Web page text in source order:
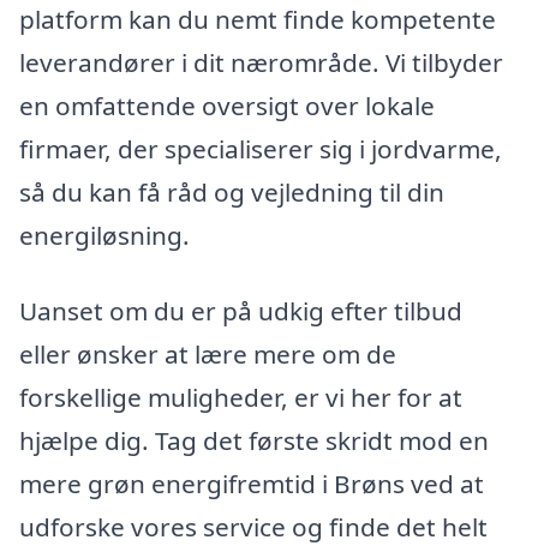
platform kan du nemt finde kompetente
leverandører i dit nærområde. Vi tilbyder
en omfattende oversigt over lokale
firmaer, der specialiserer sig i jordvarme,
så du kan få råd og vejledning til din
energiløsning.
Uanset om du er på udkig efter tilbud
eller ønsker at lære mere om de
forskellige muligheder, er vi her for at
hjælpe dig. Tag det første skridt mod en
mere grøn energifremtid i Brøns ved at
udforske vores service og finde det helt